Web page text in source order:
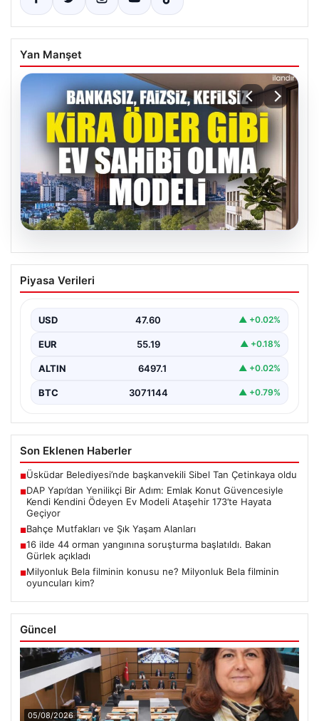
Yan Manşet
DAP Yapı’dan Yenilikçi Bir Adım: Emlak
Konut Güvencesiyle Kendi Kendini
Hayata Geçiyor
Gayrimenkul sektöründe prestijli ve yenilikçi
projeleriyle tanınan DAP Gayrimenkul Geliştirme, dikkat
Piyasa Verileri
USD 47.60 ▲ +0.02%
EUR 55.19 ▲ +0.18%
ALTIN 6497.1 ▲ +0.02%
BTC 3071144 ▲ +0.79%
Son Eklenen Haberler
■Üsküdar Belediyesi’nde başkanvekili Sibel Tan Çetinkaya oldu
■DAP Yapı’dan Yenilikçi Bir Adım: Emlak Konut Güvencesiyle
Kendi Kendini Ödeyen Ev Modeli Ataşehir 173’te Hayata
Geçiyor
■Bahçe Mutfakları ve Şık Yaşam Alanları
■16 ilde 44 orman yangınına soruşturma başlatıldı. Bakan
Gürlek açıkladı
■Milyonluk Bela filminin konusu ne? Milyonluk Bela filminin
oyuncuları kim?
Güncel
05/08/2026